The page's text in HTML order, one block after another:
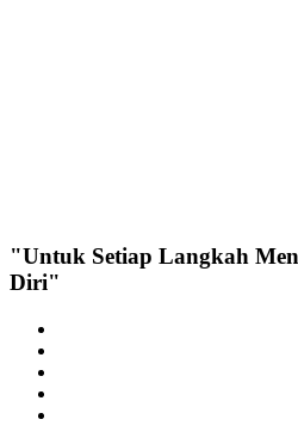
"Untuk Setiap Langkah
Diri"